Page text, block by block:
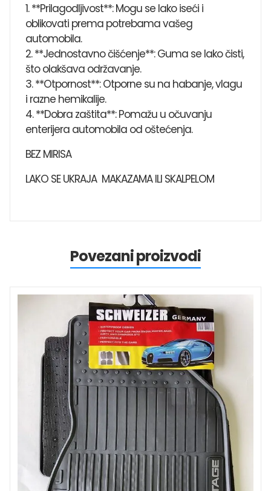
1. **Prilagodljivost**: Mogu se lako iseći i
oblikovati prema potrebama vašeg
automobila.
2. **Jednostavno čišćenje**: Guma se lako čisti,
što olakšava održavanje.
3. **Otpornost**: Otporne su na habanje, vlagu
i razne hemikalije.
4. **Dobra zaštita**: Pomažu u očuvanju
enterijera automobila od oštećenja.
BEZ MIRISA
LAKO SE UKRAJA MAKAZAMA ILI SKALPELOM
Povezani proizvodi